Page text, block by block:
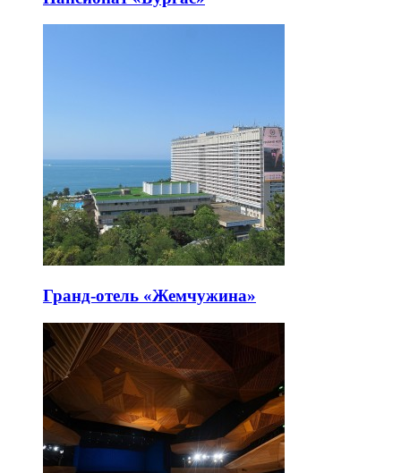
Гранд-отель «Жемчужина»